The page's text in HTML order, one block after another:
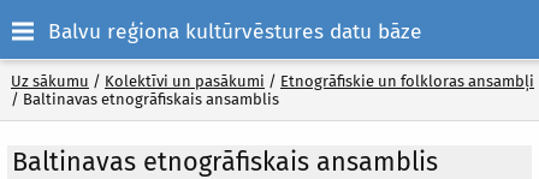
Balvu reģiona kultūrvēstures datu bāze
Uz sākumu / Kolektīvi un pasākumi / Etnogrāfiskie un folkloras ansambļi
/ Baltinavas etnogrāfiskais ansamblis
Baltinavas etnogrāfiskais ansamblis